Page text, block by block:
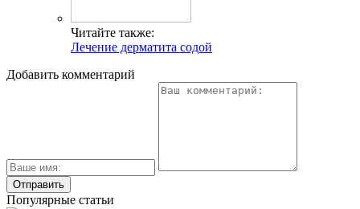
Читайте также:
Лечение дерматита содой
Добавить комментарий
Популярные статьи